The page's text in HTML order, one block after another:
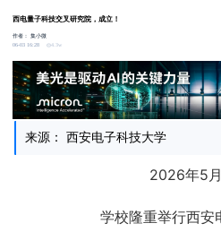
西电量子科技交叉研究院，成立！
作者：集小微
06-03 16:28
4.3w
来源： 西安电子科技大学
2026年5
学校隆重举行西安